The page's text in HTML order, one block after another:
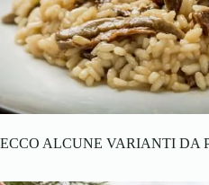
ECCO ALCUNE VARIANTI DA